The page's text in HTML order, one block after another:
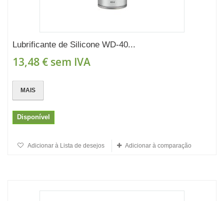
Lubrificante de Silicone WD-40...
13,48 € sem IVA
MAIS
Disponível
Adicionar à Lista de desejos Adicionar à comparação